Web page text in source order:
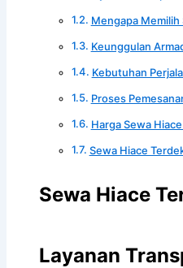
Mengapa Memilih
Keunggulan
Kebutuhan
Proses
Harga Sewa
Sewa Hiace
Sewa Hiace
Layanan